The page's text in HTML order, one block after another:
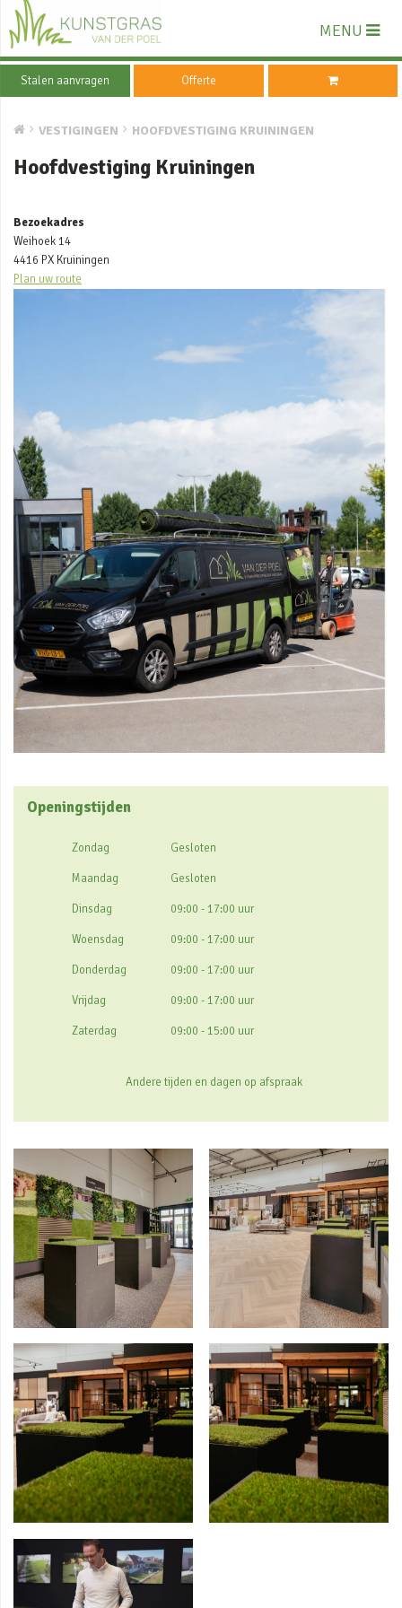
MENU
Stalen aanvragen Offerte
VESTIGINGEN HOOFDVESTIGING KRUININGEN
Hoofdvestiging Kruiningen
Bezoekadres
Weihoek 14
4416 PX Kruiningen
Plan uw route
Openingstijden
Zondag Gesloten
Maandag Gesloten
Dinsdag 09:00 - 17:00 uur
Woensdag 09:00 - 17:00 uur
Donderdag 09:00 - 17:00 uur
Vrijdag 09:00 - 17:00 uur
Zaterdag 09:00 - 15:00 uur
Andere tijden en dagen op afspraak